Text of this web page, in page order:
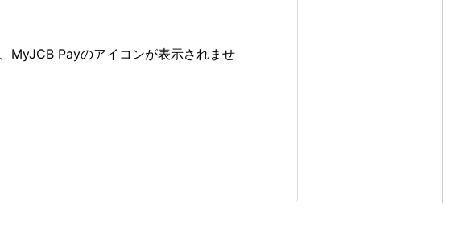
MyJCB Payのアイコンが表示されませ